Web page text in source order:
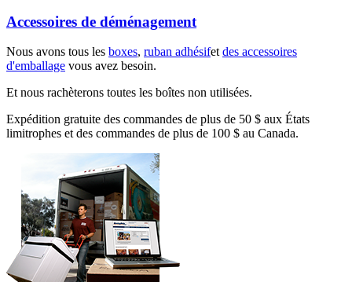
Accessoires de déménagement
Nous avons tous les boxes, ruban adhésifetdes accessoires
d'emballage vous avez besoin.
Et nous rachèterons toutes les boîtes non utilisées.
Expédition gratuite des commandes de plus de 50 $ aux États
limitrophes et des commandes de plus de 100 $ au Canada.